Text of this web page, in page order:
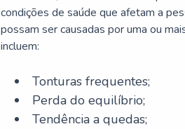
condições de saúde que afetam a
possam ser causadas por uma ou
incluem:
Tonturas frequentes;
Perda do equilíbrio;
Tendência a quedas;